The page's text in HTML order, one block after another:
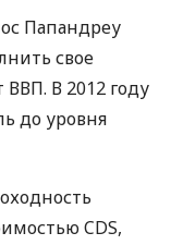
Папандреу
свое
В 2012 году
до уровня
CDS,